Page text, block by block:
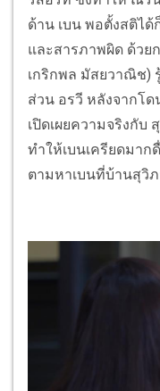
ด้าน เบน พอตั้งสติไ
และสารภาพผิด ด้วย
เกริกพล มัสยวาณิช)
ส่วน อรวี หลังจากโด
เปิดเผยความจริงกั
ทำให้เบนเครียดมา
ตามหาเบนที่บ้านสุวิ